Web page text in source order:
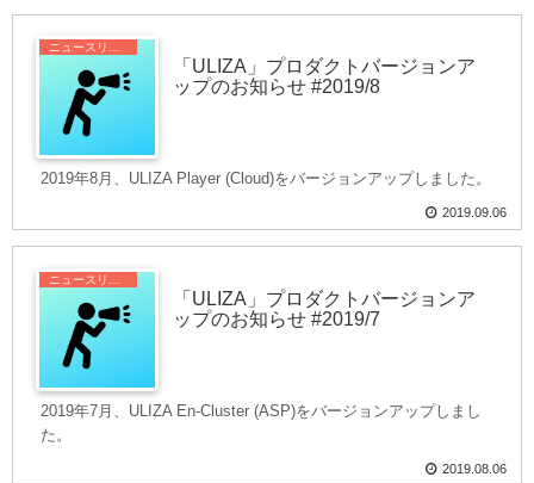
「ULIZA」プロダクトバージョンア
ップのお知らせ #2019/8
2019年8月、ULIZA Player (Cloud)をバージョンアップしました。
2019.09.06
「ULIZA」プロダクトバージョンア
ップのお知らせ #2019/7
2019年7月、ULIZA En-Cluster (ASP)をバージョンアップしまし
た。
2019.08.06